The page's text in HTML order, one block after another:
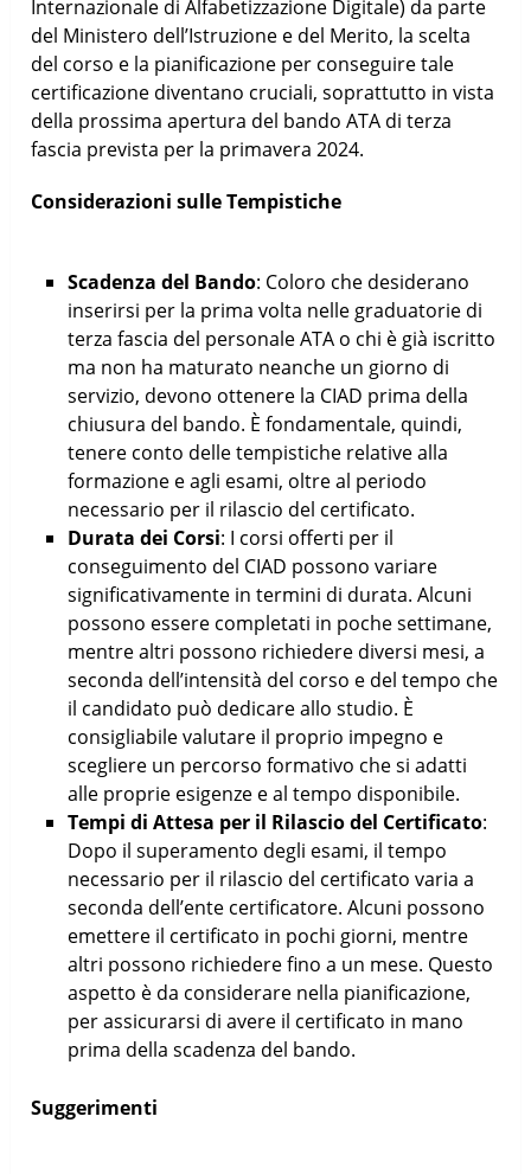
Internazionale di Alfabetizzazione Digitale) da parte
del Ministero dell’Istruzione e del Merito, la scelta
del corso e la pianificazione per conseguire tale
certificazione diventano cruciali, soprattutto in vista
della prossima apertura del bando ATA di terza
fascia prevista per la primavera 2024.
Considerazioni sulle Tempistiche
Scadenza del Bando: Coloro che desiderano
inserirsi per la prima volta nelle graduatorie di
terza fascia del personale ATA o chi è già iscritto
ma non ha maturato neanche un giorno di
servizio, devono ottenere la CIAD prima della
chiusura del bando. È fondamentale, quindi,
tenere conto delle tempistiche relative alla
formazione e agli esami, oltre al periodo
necessario per il rilascio del certificato.
Durata dei Corsi: I corsi offerti per il
conseguimento del CIAD possono variare
significativamente in termini di durata. Alcuni
possono essere completati in poche settimane,
mentre altri possono richiedere diversi mesi, a
seconda dell’intensità del corso e del tempo che
il candidato può dedicare allo studio. È
consigliabile valutare il proprio impegno e
scegliere un percorso formativo che si adatti
alle proprie esigenze e al tempo disponibile.
Tempi di Attesa per il Rilascio del Certificato:
Dopo il superamento degli esami, il tempo
necessario per il rilascio del certificato varia a
seconda dell’ente certificatore. Alcuni possono
emettere il certificato in pochi giorni, mentre
altri possono richiedere fino a un mese. Questo
aspetto è da considerare nella pianificazione,
per assicurarsi di avere il certificato in mano
prima della scadenza del bando.
Suggerimenti